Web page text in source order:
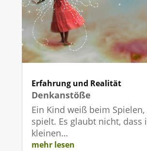
Erfahrung und Realität
Denkanstöße
Ein Kind weiß beim Spielen,
spielt. Es glaubt nicht, dass
kleinen…
mehr lesen